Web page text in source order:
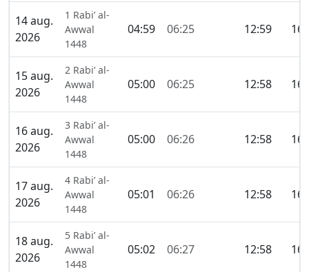
14 aug.
2026
1 Rabi’ al-
Awwal
1448
04:59 06:25 12:59
15 aug.
2026
2 Rabi’ al-
Awwal
1448
05:00 06:25 12:58
16 aug.
2026
3 Rabi’ al-
Awwal
1448
05:00 06:26 12:58
17 aug.
2026
4 Rabi’ al-
Awwal
1448
05:01 06:26 12:58
18 aug.
2026
5 Rabi’ al-
Awwal
1448
05:02 06:27 12:58